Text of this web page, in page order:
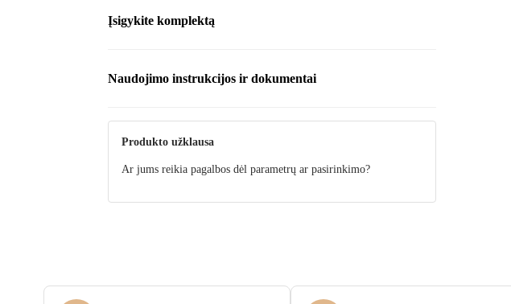
Įsigykite komplektą
Naudojimo instrukcijos ir dokumentai
Produkto užklausa
Ar jums reikia pagalbos dėl parametrų ar pasirinkimo?